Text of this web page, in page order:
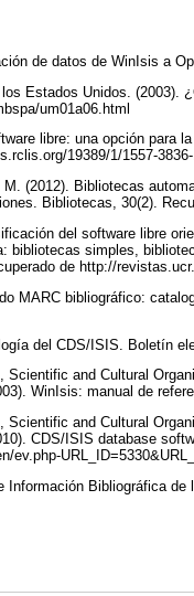
de datos de WinIsis a
Estados Unidos. (2003).
um01a06.html
libre: una opción para
19389/1/1557-
(2012). Bibliotecas
Bibliotecas, 30(2).
del software libre
bibliotecas simples,
de http://
MARC bibliográfico:
del CDS/ISIS. Boletín
Scientific and Cultural
WinIsis: manual de
Scientific and Cultural
CDS/ISIS database
ev.php-
Información Bibliográfica